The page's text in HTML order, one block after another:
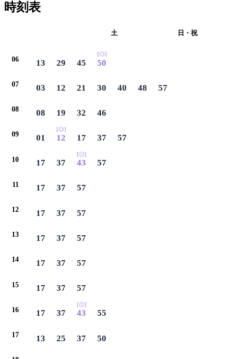
時刻表
土 日・祝
06 13 29 45
[◎]
50
07 03 12 21 30 40 48 57
08 08 19 32 46
09 01
[◎]
12 17 37 57
10 17 37
[◎]
43 57
11 17 37 57
12 17 37 57
13 17 37 57
14 17 37 57
15 17 37 57
16 17 37
[◎]
43 55
17 13 25 37 50